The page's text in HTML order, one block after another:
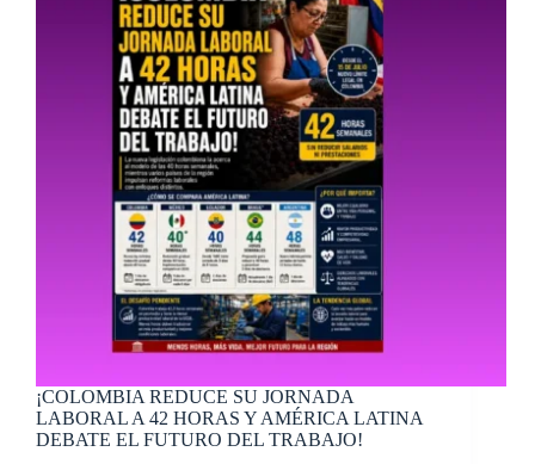
¡COLOMBIA REDUCE SU JORNADA
LABORAL A 42 HORAS Y AMÉRICA LATINA
DEBATE EL FUTURO DEL TRABAJO!